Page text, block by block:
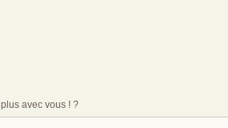
avec vous ! ?